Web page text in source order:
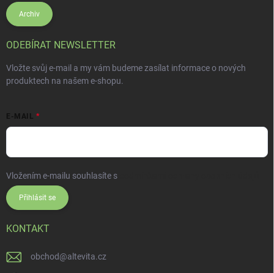
Archiv
ODEBÍRAT NEWSLETTER
Vložte svůj e-mail a my vám budeme zasílat informace o nových
produktech na našem e-shopu.
E-MAIL
Vložením e-mailu souhlasíte s
Přihlásit se
KONTAKT
obchod@altevita.cz